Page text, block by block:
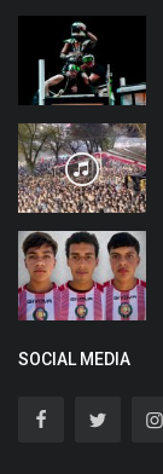
SOCIAL MEDIA